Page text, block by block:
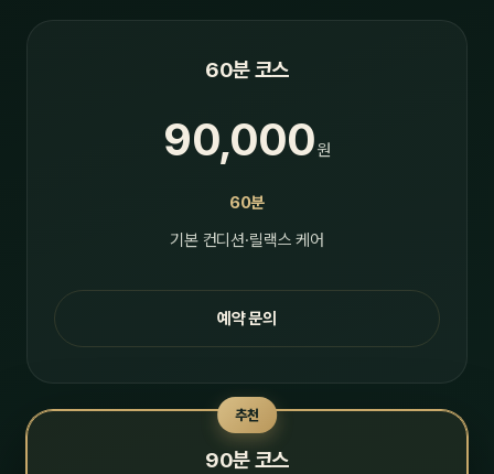
60분 코스
90,000원
60분
기본 컨디션·릴랙스 케어
예약 문의
추천
90분 코스